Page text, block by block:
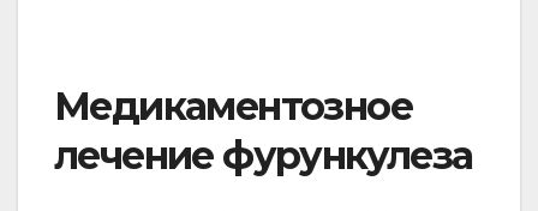
Медикаментозное
лечение фурункулеза